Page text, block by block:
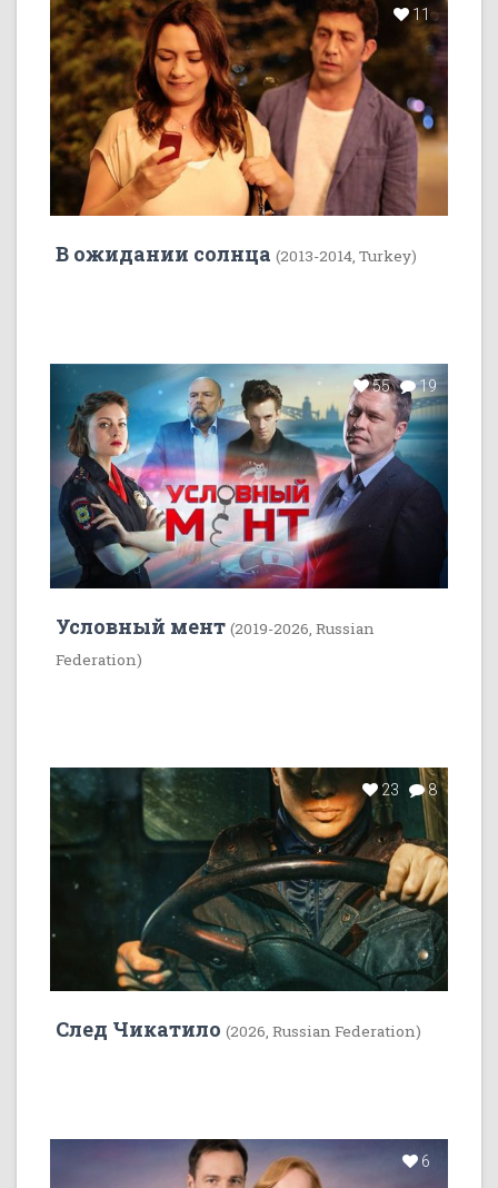
11
В ожидании солнца (2013-2014, Turkey)
55 19
Условный мент (2019-2026, Russian
Federation)
23 8
След Чикатило (2026, Russian Federation)
6